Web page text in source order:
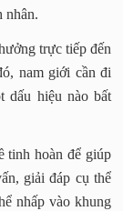
nhân.
trực tiếp đến
nam giới cần đi
dấu hiệu nào bất
tinh hoàn để giúp
giải đáp cụ thể
nhấp vào khung